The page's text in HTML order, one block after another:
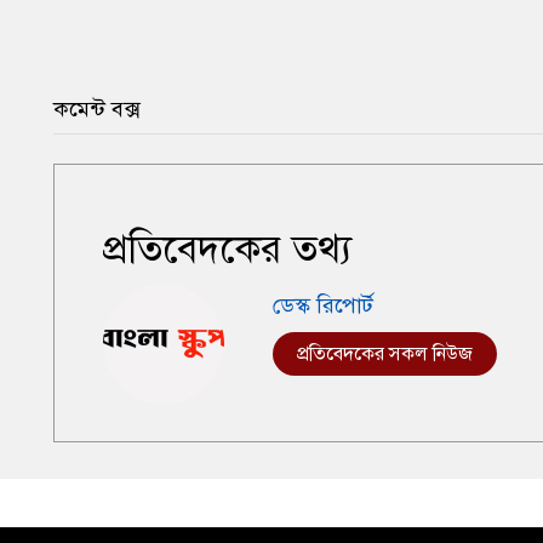
কমেন্ট বক্স
প্রতিবেদকের তথ্য
ডেস্ক রিপোর্ট
প্রতিবেদকের সকল নিউজ